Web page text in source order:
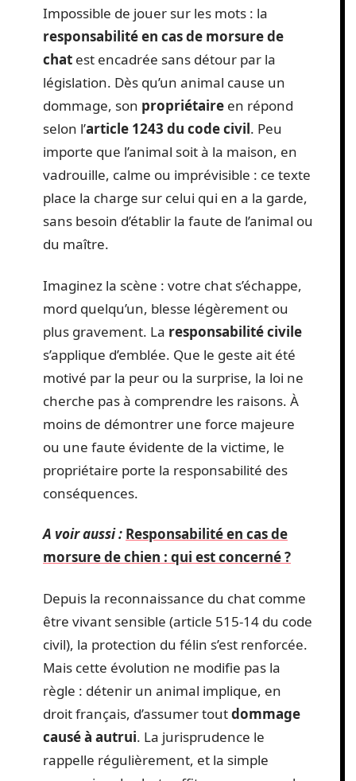
Impossible de jouer sur les mots : la
responsabilité en cas de morsure de
chat est encadrée sans détour par la
législation. Dès qu’un animal cause un
dommage, son propriétaire en répond
selon l’article 1243 du code civil. Peu
importe que l’animal soit à la maison, en
vadrouille, calme ou imprévisible : ce texte
place la charge sur celui qui en a la garde,
sans besoin d’établir la faute de l’animal ou
du maître.
Imaginez la scène : votre chat s’échappe,
mord quelqu’un, blesse légèrement ou
plus gravement. La responsabilité civile
s’applique d’emblée. Que le geste ait été
motivé par la peur ou la surprise, la loi ne
cherche pas à comprendre les raisons. À
moins de démontrer une force majeure
ou une faute évidente de la victime, le
propriétaire porte la responsabilité des
conséquences.
A voir aussi : Responsabilité en cas de
morsure de chien : qui est concerné ?
Depuis la reconnaissance du chat comme
être vivant sensible (article 515-14 du code
civil), la protection du félin s’est renforcée.
Mais cette évolution ne modifie pas la
règle : détenir un animal implique, en
droit français, d’assumer toutdommage
causé à autrui. La jurisprudence le
rappelle régulièrement, et la simple